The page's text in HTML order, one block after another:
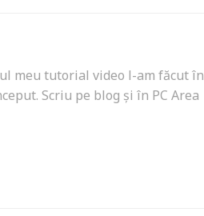
meu tutorial video l-am făcut în
Scriu pe blog și în PC Area